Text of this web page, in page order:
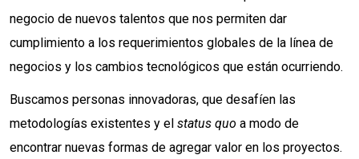
negocio de nuevos talentos que nos permiten dar
cumplimiento a los requerimientos globales de la línea de
negocios y los cambios tecnológicos que están ocurriendo.
Buscamos personas innovadoras, que desafíen las
metodologías existentes y el status quo a modo de
encontrar nuevas formas de agregar valor en los proyectos.